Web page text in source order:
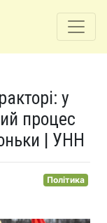
у
процес
| УНН
Політика